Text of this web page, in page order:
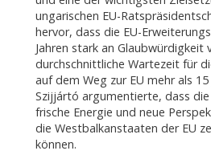
ungarischen EU-
hervor, dass die EU-
Jahren stark an Glaubwürdigkeit
durchschnittliche Wartezeit für
auf dem Weg zur EU mehr als
Szijjártó argumentierte, dass die
frische Energie und neue
die Westbalkanstaaten der EU
können.